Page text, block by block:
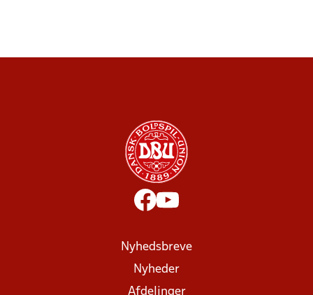
Nyhedsbreve
Nyheder
Afdelinger